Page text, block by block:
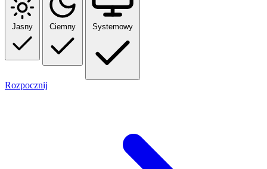
Jasny Ciemny Systemowy
Rozpocznij